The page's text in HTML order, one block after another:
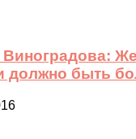
Виноградова:
должно быть